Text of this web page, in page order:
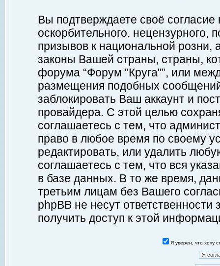
Вы подтверждаете своё
оскорбительного, нецензурного,
призывов к национальной
законы Вашей страны, страны,
форума “Форум "Круга"”, или
размещения подобных
заблокировать Ваш аккаунт и
провайдера. С этой целью
соглашаетесь с тем, что
право в любое время по своему
редактировать, или удалить
соглашаетесь с тем, что вся
в базе данных. В то же время,
третьим лицам без Вашего
phpBB не несут ответственности
получить доступ к этой
Я уверен, что хочу